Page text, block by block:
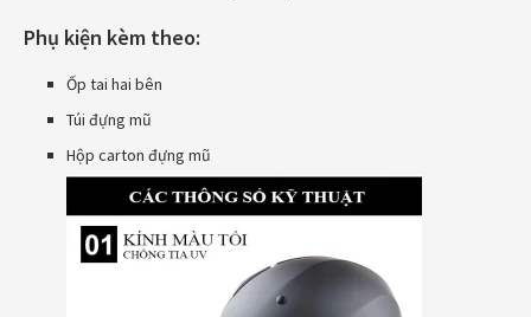
Phụ kiện kèm theo:
Ốp tai hai bên
Túi đựng mũ
Hộp carton đựng mũ